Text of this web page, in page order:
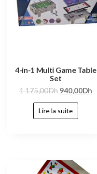
4-in-1 Multi Game Table
Set
1 175,00Dh 940,00Dh
Lire la suite